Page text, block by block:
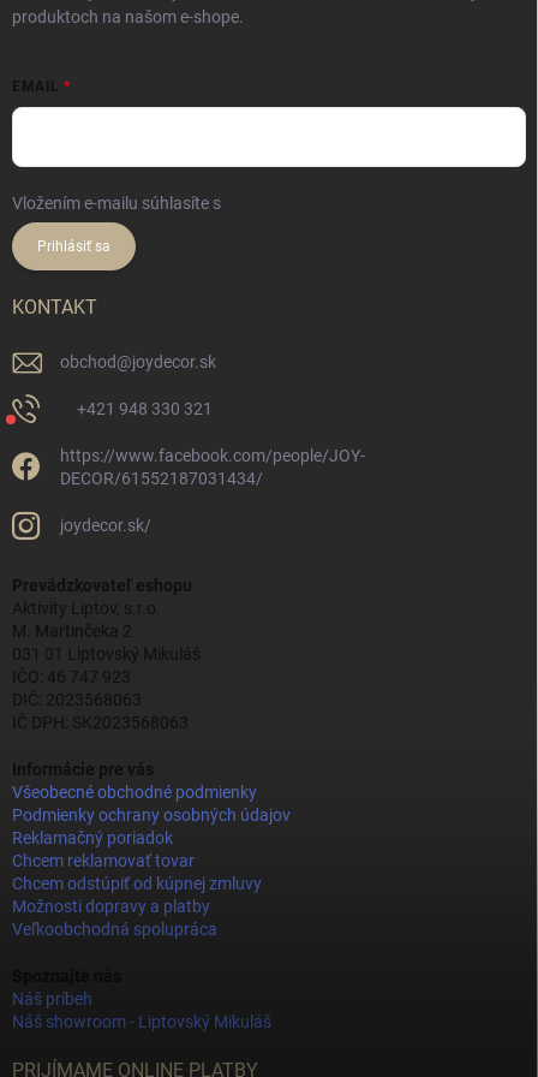
produktoch na našom e-shope.
EMAIL
Vložením e-mailu súhlasíte s
Prihlásiť sa
KONTAKT
obchod@joydecor.sk
+421 948 330 321
https://www.facebook.com/people/JOY-
DECOR/61552187031434/
joydecor.sk/
Prevádzkovateľ eshopu
Aktivity Liptov, s.r.o.
M. Martinčeka 2
031 01 Liptovský Mikuláš
IČO: 46 747 923
DIČ: 2023568063
IČ DPH: SK2023568063
Informácie pre vás
Všeobecné obchodné podmienky
Podmienky ochrany osobných údajov
Reklamačný poriadok
Chcem reklamovať tovar
Chcem odstúpiť od kúpnej zmluvy
Možnosti dopravy a platby
Veľkoobchodná spolupráca
Náš príbeh
Náš showroom - Liptovský Mikuláš
PRIJÍMAME ONLINE PLATBY